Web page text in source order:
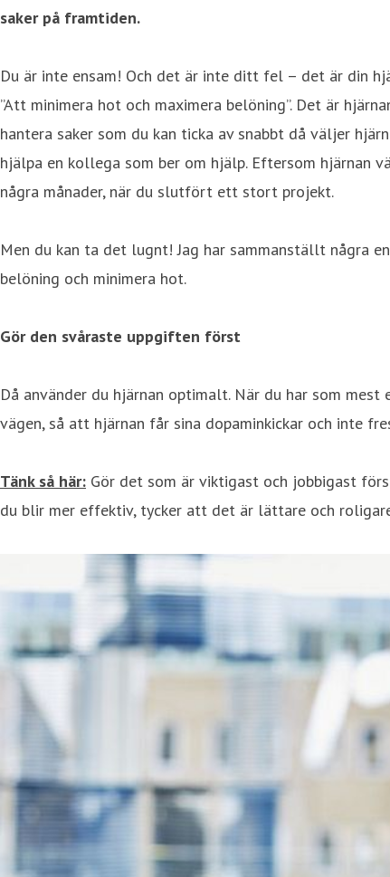
saker på framtiden.
Du är inte ensam! Och det är inte ditt fel – det är din
”Att minimera hot och maximera belöning”. Det är
hantera saker som du kan ticka av snabbt då väljer
hjälpa en kollega som ber om hjälp. Eftersom hjärnan
några månader, när du slutfört ett stort projekt.
Men du kan ta det lugnt! Jag har sammanställt några
belöning och minimera hot.
Gör den svåraste uppgiften först
Då använder du hjärnan optimalt. När du har som
vägen, så att hjärnan får sina dopaminkickar och inte
Tänk så här: Gör det som är viktigast och jobbigast
du blir mer effektiv, tycker att det är lättare och